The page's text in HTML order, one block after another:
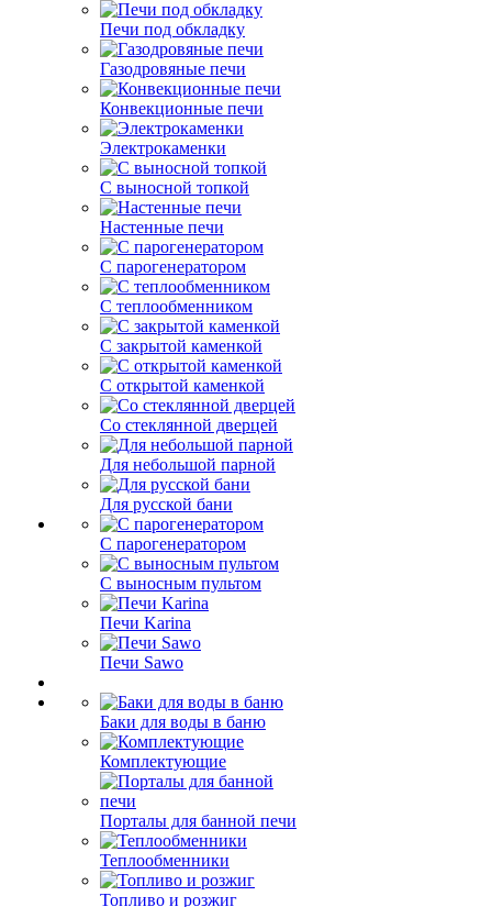
Печи под обкладку
Газодровяные печи
Конвекционные печи
Электрокаменки
С выносной топкой
Настенные печи
С парогенератором
С теплообменником
С закрытой каменкой
С открытой каменкой
Со стеклянной дверцей
Для небольшой парной
Для русской бани
С парогенератором
С выносным пультом
Печи Karina
Печи Sawo
Баки для воды в баню
Комплектующие
Порталы для банной печи
Теплообменники
Топливо и розжиг